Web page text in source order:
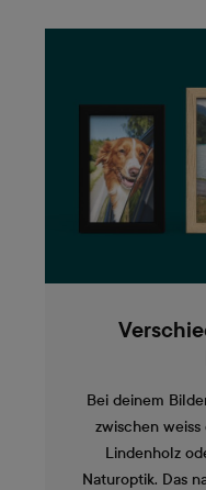
Bei deinem
zwischen
Lindenholz
Naturoptik. Das